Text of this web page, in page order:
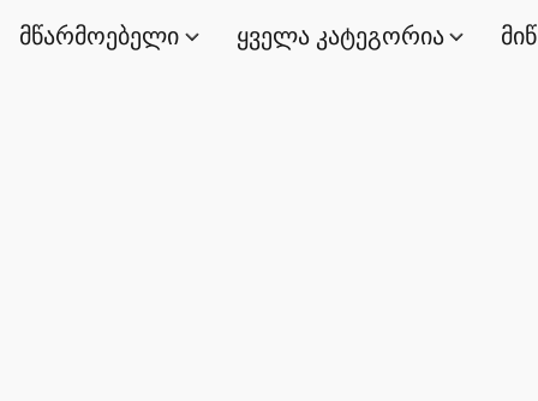
მწარმოებელი ყველა კატეგორია